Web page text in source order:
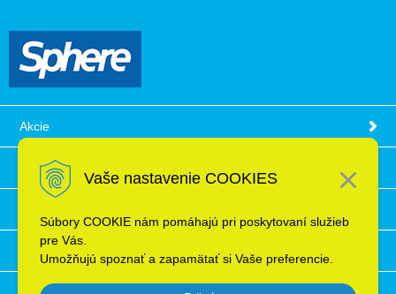
Vaše nastavenie COOKIES
Súbory COOKIE nám pomáhajú pri poskytovaní služieb
pre Vás.
Umožňujú spoznať a zapamätať si Vaše preferencie.
Akcie
Obchodné podmienky
Ochrana osobných údajov